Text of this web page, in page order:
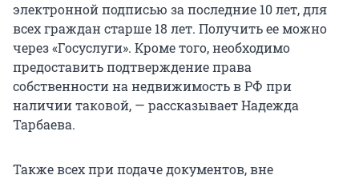
электронной подписью за последние 10 лет, для
всех граждан старше 18 лет. Получить ее можно
через «Госуслуги». Кроме того, необходимо
предоставить подтверждение права
собственности на недвижимость в РФ при
наличии таковой, — рассказывает Надежда
Тарбаева.
Также всех при подаче документов, вне